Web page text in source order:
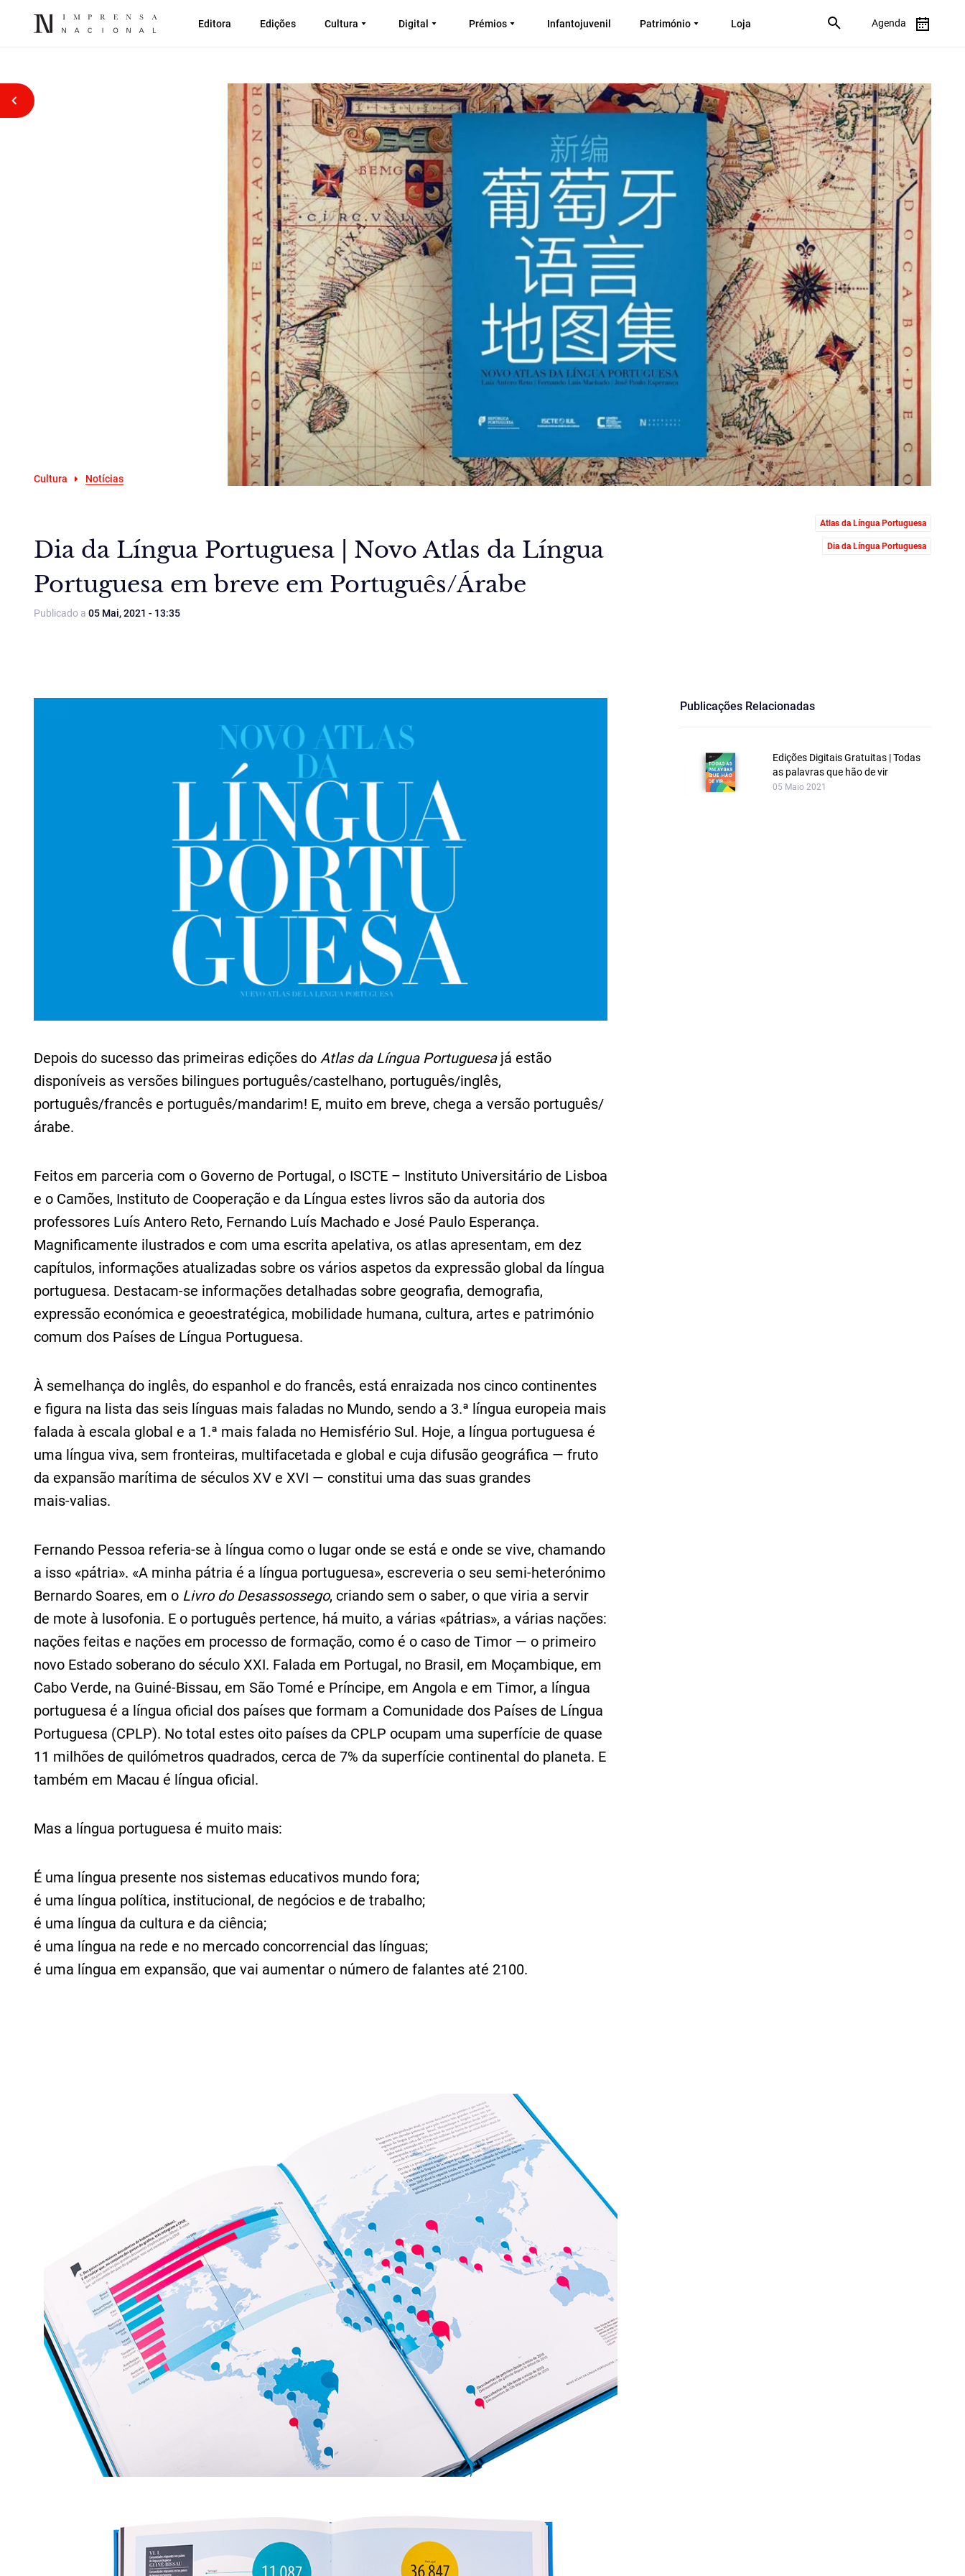
Editora Edições Cultura Digital Prémios Infantojuvenil Património Loja Agenda
Voltar atrás
Cultura Notícias
Dia da Língua Portuguesa | Novo Atlas da Língua
Portuguesa em breve em Português/Árabe
Publicado a 05 Mai, 2021 - 13:35
Atlas da Língua Portuguesa
Dia da Língua Portuguesa
Depois do sucesso das primeiras edições do Atlas da Língua Portuguesajá estão
disponíveis as versões bilingues português/castelhano, português/inglês,
português/francês e português/mandarim! E, muito em breve, chega a versão português/
árabe.
Feitos em parceria com o Governo de Portugal, o ISCTE – Instituto Universitário de Lisboa
e o Camões, Instituto de Cooperação e da Língua estes livros são da autoria dos
professores Luís Antero Reto, Fernando Luís Machado e José Paulo Esperança.
Magnificamente ilustrados e com uma escrita apelativa, os atlas apresentam, em dez
capítulos, informações atualizadas sobre os vários aspetos da expressão global da língua
portuguesa. Destacam-se informações detalhadas sobre geografia, demografia,
expressão económica e geoestratégica, mobilidade humana, cultura, artes e património
comum dos Países de Língua Portuguesa.
À semelhança do inglês, do espanhol e do francês, está enraizada nos cinco continentes
e figura na lista das seis línguas mais faladas no Mundo, sendo a 3.ª língua europeia mais
falada à escala global e a 1.ª mais falada no Hemisfério Sul. Hoje, a língua portuguesa é
uma língua viva, sem fronteiras, multifacetada e global e cuja difusão geográfica — fruto
da expansão marítima de séculos XV e XVI — constitui uma das suas grandes
mais‑valias.
Fernando Pessoa referia-se à língua como o lugar onde se está e onde se vive, chamando
a isso «pátria». «A minha pátria é a língua portuguesa», escreveria o seu semi-heterónimo
Bernardo Soares, em o Livro do Desassossego, criando sem o saber, o que viria a servir
de mote à lusofonia. E o português pertence, há muito, a várias «pátrias», a várias nações:
nações feitas e nações em processo de formação, como é o caso de Timor — o primeiro
novo Estado soberano do século XXI. Falada em Portugal, no Brasil, em Moçambique, em
Cabo Verde, na Guiné-Bissau, em São Tomé e Príncipe, em Angola e em Timor, a língua
portuguesa é a língua oficial dos países que formam a Comunidade dos Países de Língua
Portuguesa (CPLP). No total estes oito países da CPLP ocupam uma superfície de quase
11 milhões de quilómetros quadrados, cerca de 7% da superfície continental do planeta. E
também em Macau é língua oficial.
Mas a língua portuguesa é muito mais:
É uma língua presente nos sistemas educativos mundo fora;
é uma língua política, institucional, de negócios e de trabalho;
é uma língua da cultura e da ciência;
é uma língua na rede e no mercado concorrencial das línguas;
é uma língua em expansão, que vai aumentar o número de falantes até 2100.
Publicações Relacionadas
Edições Digitais Gratuitas | Todas
as palavras que hão de vir
05 Maio 2021